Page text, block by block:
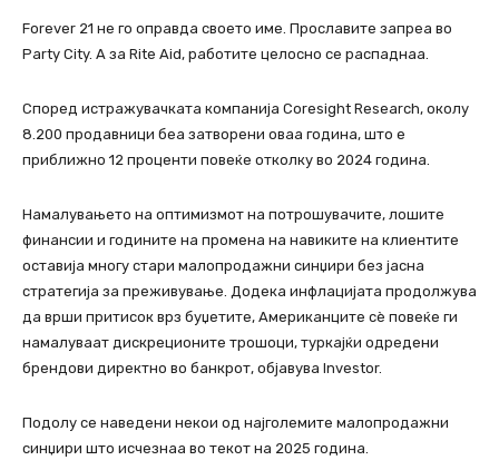
Forever 21 не го оправда своето име. Прославите запреа во
Party City. А за Rite Aid, работите целосно се распаднаа.
Според истражувачката компанија Coresight Research, околу
8.200 продавници беа затворени оваа година, што е
приближно 12 проценти повеќе отколку во 2024 година.
Намалувањето на оптимизмот на потрошувачите, лошите
финансии и годините на промена на навиките на клиентите
оставија многу стари малопродажни синџири без јасна
стратегија за преживување. Додека инфлацијата продолжува
да врши притисок врз буџетите, Американците сè повеќе ги
намалуваат дискреционите трошоци, туркајќи одредени
брендови директно во банкрот, објавува Investor.
Подолу се наведени некои од најголемите малопродажни
синџири што исчезнаа во текот на 2025 година.